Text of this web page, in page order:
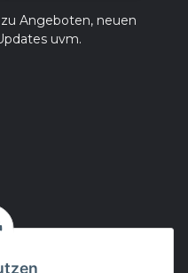
Angeboten, neuen
uvm.